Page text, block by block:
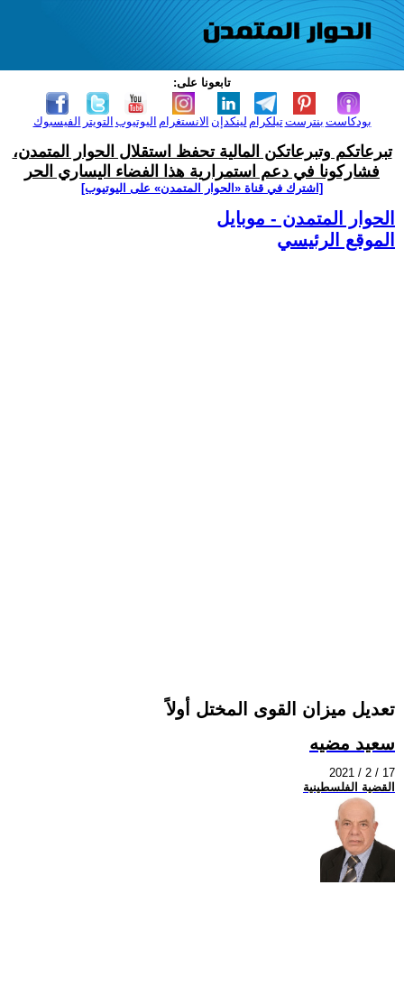
تابعونا على:
الفيسبوك التويتر اليوتيوب الانستغرام لينكدإن تيلكرامبنترست بودكاست
تبرعاتكم وتبرعاتكن المالية تحفظ استقلال الحوار المتمدن،
فشاركونا في دعم استمرارية هذا الفضاء اليساري الحر
[اشترك في قناة ‫«الحوار المتمدن» على اليوتيوب]
الحوار المتمدن - موبايل
الموقع الرئيسي
تعديل ميزان القوى المختل أولاً
سعيد مضيه
2021 / 2 / 17
القضية الفلسطينية